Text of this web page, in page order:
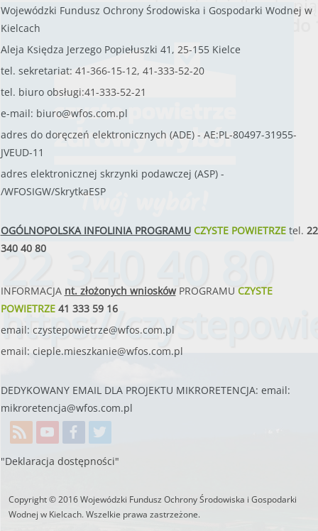
od poniedziałku do
22 340 40 80
https://
Wojewódzki Fundusz Ochrony Środowiska i Gospodarki Wodnej w
Kielcach
Aleja Księdza Jerzego Popiełuszki 41, 25-155 Kielce
tel. sekretariat: 41-366-15-12, 41-333-52-20
tel. biuro obsługi:41-333-52-21
e-mail: biuro@wfos.com.pl
adres do doręczeń elektronicznych (ADE) - AE:PL-80497-31955-
JVEUD-11
adres elektronicznej skrzynki podawczej (ASP) -
/WFOSIGW/SkrytkaESP
OGÓLNOPOLSKA INFOLINIA PROGRAMUCZYSTE POWIETRZEtel. 22
340 40 80
INFORMACJA nt. złożonych wnioskówPROGRAMU CZYSTE
POWIETRZE41 333 59 16
email: czystepowietrze@wfos.com.pl
email: cieple.mieszkanie@wfos.com.pl
DEDYKOWANY EMAIL DLA PROJEKTU MIKRORETENCJA: email:
mikroretencja@wfos.com.pl
"Deklaracja dostępności"
Copyright © 2016 Wojewódzki Fundusz Ochrony Środowiska i Gospodarki
Wodnej w Kielcach. Wszelkie prawa zastrzeżone.